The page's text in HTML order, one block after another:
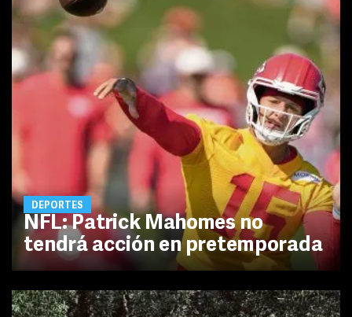
DEPORTES
NFL: Patrick Mahomes no
tendrá acción en pretemporada